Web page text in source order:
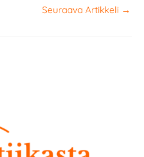
Seuraava Artikkeli →